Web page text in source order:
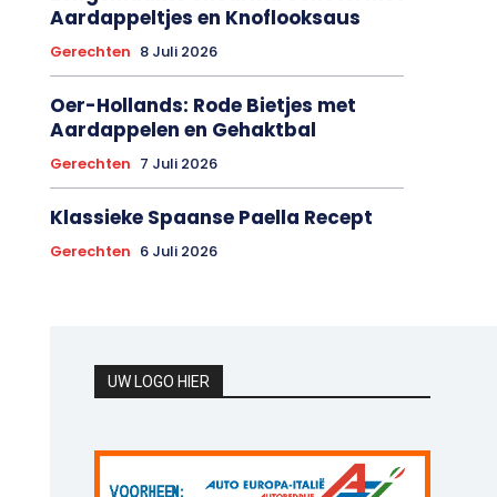
Aardappeltjes en Knoflooksaus
Gerechten 8 Juli 2026
Oer-Hollands: Rode Bietjes met
Aardappelen en Gehaktbal
Gerechten 7 Juli 2026
Klassieke Spaanse Paella Recept
Gerechten 6 Juli 2026
UW LOGO HIER